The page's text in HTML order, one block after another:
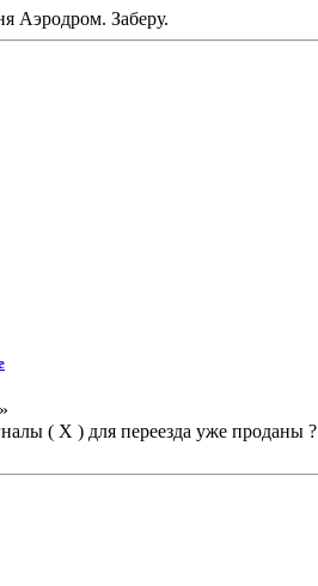
Аэродром. Заберу.
( Х ) для переезда уже проданы ?